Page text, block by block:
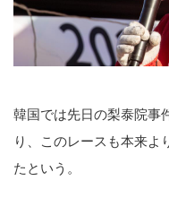
韓国では先日の梨泰院事
り、このレースも本来よ
たという。